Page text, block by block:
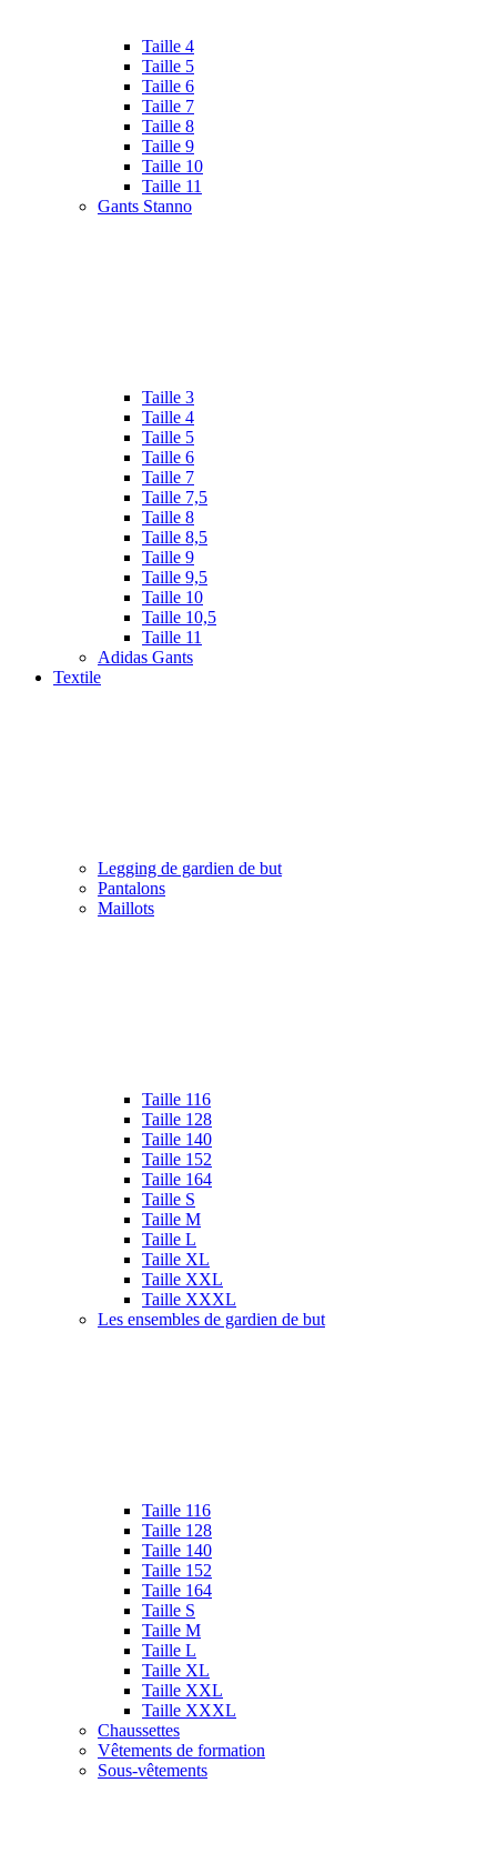
Taille 4
Taille 5
Taille 6
Taille 7
Taille 8
Taille 9
Taille 10
Taille 11
Gants Stanno
Taille 3
Taille 4
Taille 5
Taille 6
Taille 7
Taille 7,5
Taille 8
Taille 8,5
Taille 9
Taille 9,5
Taille 10
Taille 10,5
Taille 11
Adidas Gants
Textile
Legging de gardien de but
Pantalons
Maillots
Taille 116
Taille 128
Taille 140
Taille 152
Taille 164
Taille S
Taille M
Taille L
Taille XL
Taille XXL
Taille XXXL
Les ensembles de gardien de but
Taille 116
Taille 128
Taille 140
Taille 152
Taille 164
Taille S
Taille M
Taille L
Taille XL
Taille XXL
Taille XXXL
Chaussettes
Vêtements de formation
Sous-vêtements